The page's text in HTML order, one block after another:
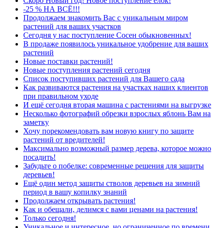
-25 % НА ВСЁ!!!
Продолжаем знакомить Вас с уникальным миром
растений для ваших участков
Сегодня у нас поступление Сосен обыкновенных!
В продаже появилось уникальное удобрение для ваших
растений
Новые поставки растений!
Новые поступления растений сегодня
Список поступивших растений для Вашего сада
Как развиваются растения на участках наших клиентов
при правильном уходе
И ещё сегодня вторая машина с растениями на выгрузке
Несколько фотографий обрезки взрослых яблонь Вам на
заметку
Хочу порекомендовать вам новую книгу по защите
растений от вредителей!
Максимально возможный размер дерева, которое можно
посадить!
Забудьте о побелке: современные решения для защиты
деревьев!
Ещё один метод защиты стволов деревьев на зимний
период в вашу копилку знаний
Продолжаем открывать растения!
Как и обещали, делимся с вами ценами на растения!
Только сегодня!